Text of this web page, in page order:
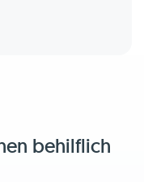
behilflich